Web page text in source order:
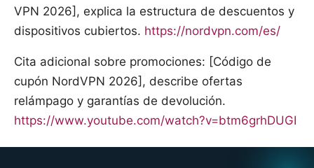
VPN 2026], explica la estructura de descuentos y
dispositivos cubiertos. https://nordvpn.com/es/
Cita adicional sobre promociones: [Código de
cupón NordVPN 2026], describe ofertas
relámpago y garantías de devolución.
https://www.youtube.com/watch?v=btm6grhDUGI